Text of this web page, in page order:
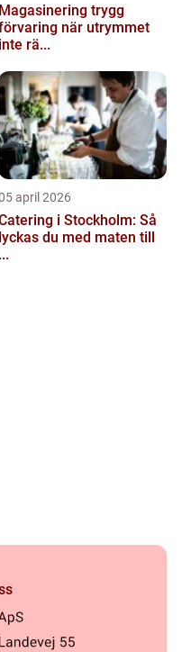
Magasinering trygg
när utrymmet
inte rä...
april 2026
i Stockholm: Så
lyckas du med maten till
...